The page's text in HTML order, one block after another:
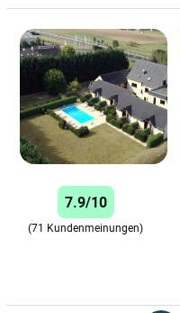
7.9/10
(71 Kundenmeinungen)